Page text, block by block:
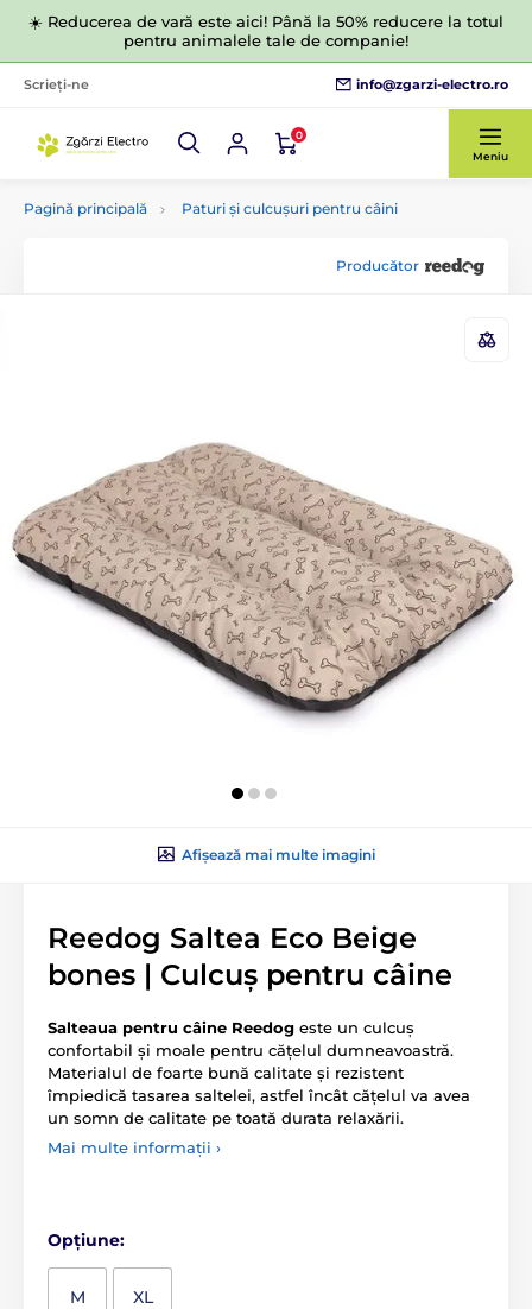
☀️ Reducerea de vară este aici! Până la 50% reducere la totul
pentru animalele tale de companie!
Scrieți-ne info@zgarzi-electro.ro
0
Meniu
Pagină principală Paturi și culcușuri pentru câini
Producător
Afișează mai multe imagini
Reedog Saltea Eco Beige
bones | Culcuș pentru câine
Salteaua pentru câine Reedog este un culcuș
confortabil și moale pentru cățelul dumneavoastră.
Materialul de foarte bună calitate și rezistent
împiedică tasarea saltelei, astfel încât cățelul va avea
un somn de calitate pe toată durata relaxării.
Mai multe informații ›
Opțiune:
M XL